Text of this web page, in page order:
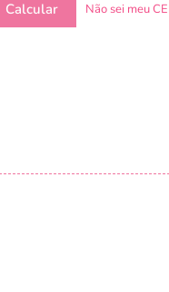
Não sei meu